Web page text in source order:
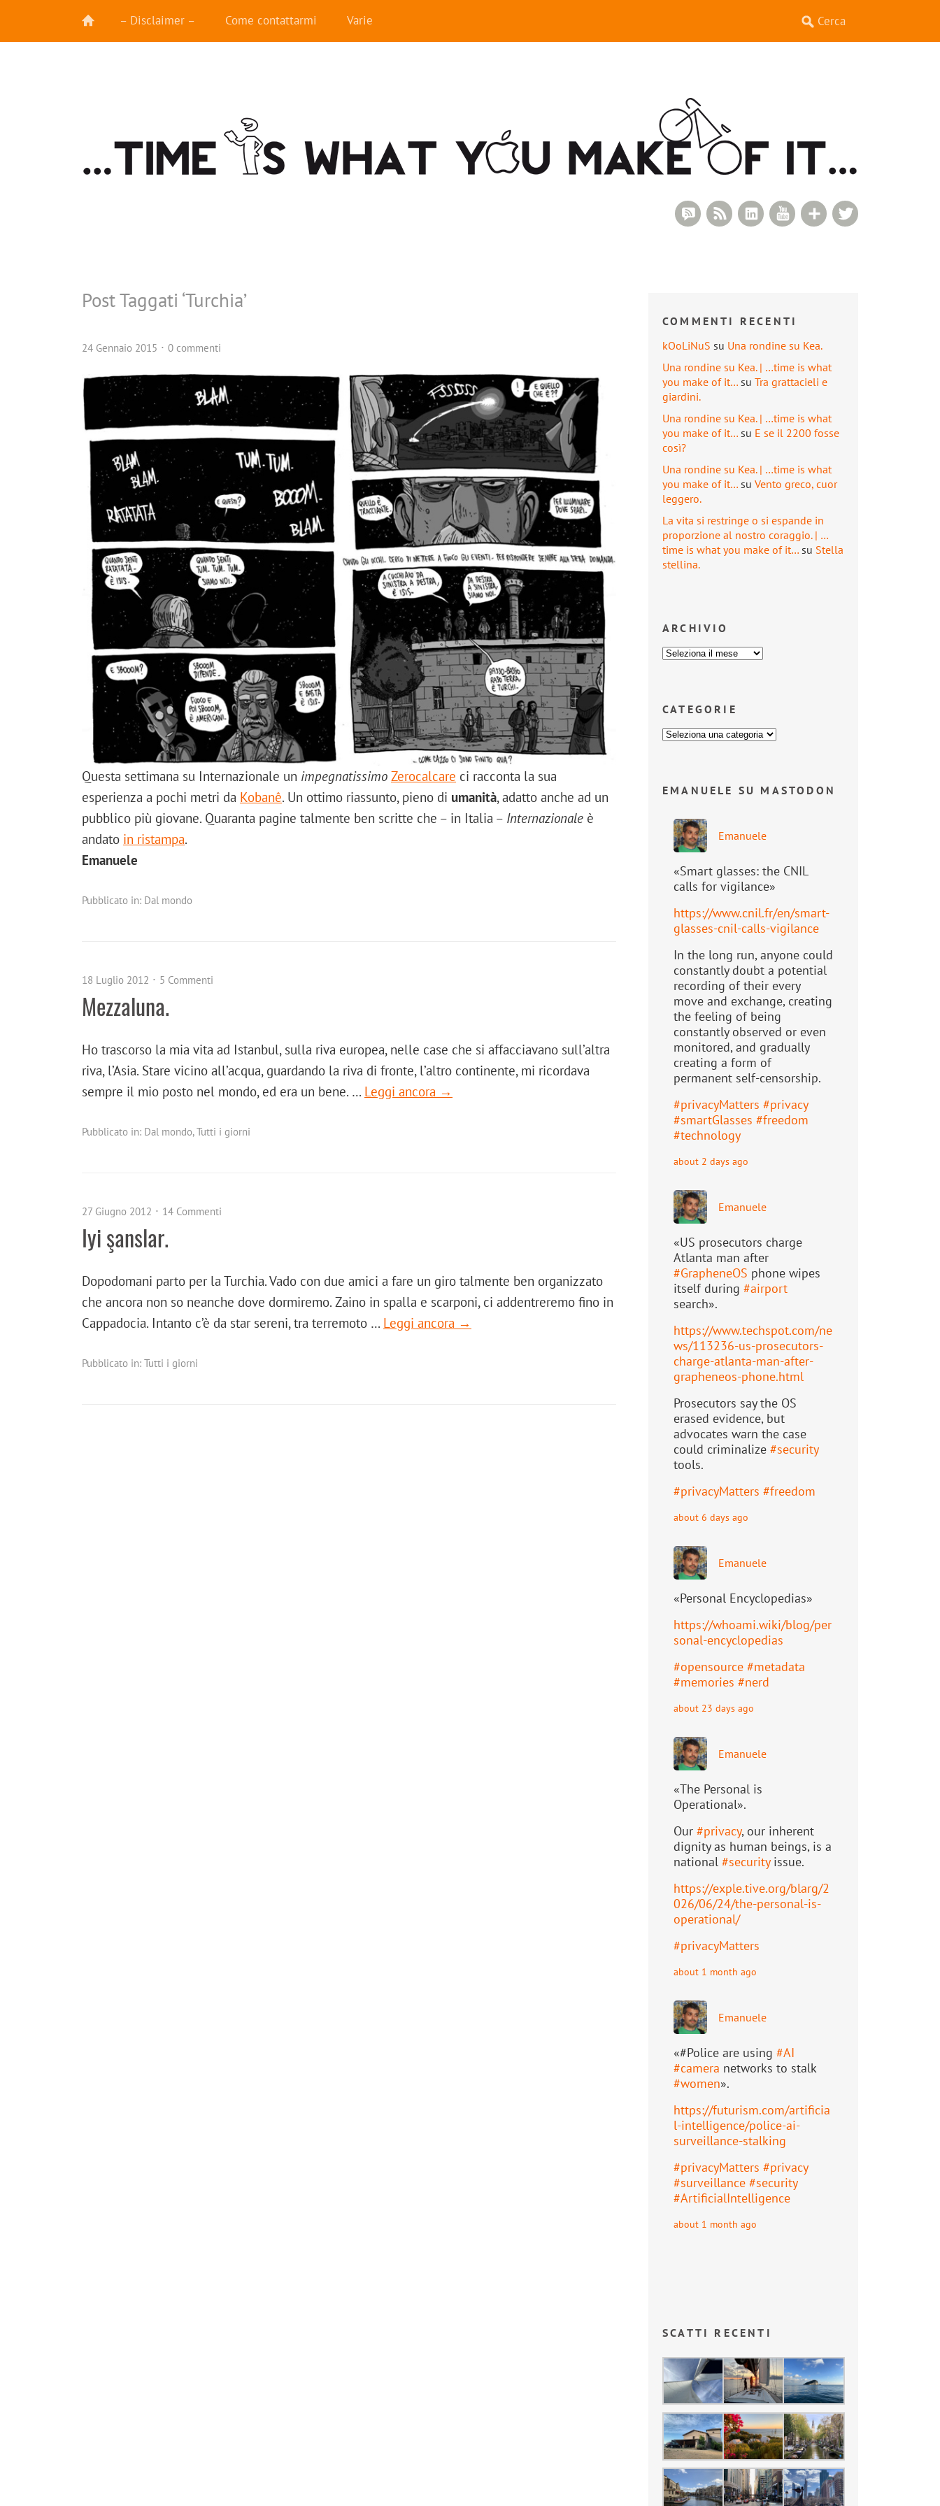
– Disclaimer – Come contattarmi Varie
Google+
YouTube
LinkedIn
RSS Feed
RSS Comments
Post Taggati ‘Turchia’
24 Gennaio 2015 0 commenti
Questa settimana su Internazionale un impegnatissimo Zerocalcare ci racconta la sua
esperienza a pochi metri da Kobanê. Un ottimo riassunto, pieno di umanità, adatto anche ad un
pubblico più giovane. Quaranta pagine talmente ben scritte che – in Italia – Internazionale è
andato in ristampa.
Emanuele
Pubblicato in: Dal mondo
18 Luglio 2012 5 Commenti
Mezzaluna.
Ho trascorso la mia vita ad Istanbul, sulla riva europea, nelle case che si affacciavano sull’altra
riva, l’Asia. Stare vicino all’acqua, guardando la riva di fronte, l’altro continente, mi ricordava
sempre il mio posto nel mondo, ed era un bene. … Leggi ancora →
Pubblicato in: Dal mondo,Tutti i giorni
27 Giugno 2012 14 Commenti
Iyi şanslar.
Dopodomani parto per la Turchia. Vado con due amici a fare un giro talmente ben organizzato
che ancora non so neanche dove dormiremo. Zaino in spalla e scarponi, ci addentreremo fino in
Cappadocia. Intanto c’è da star sereni, tra terremoto … Leggi ancora →
Pubblicato in: Tutti i giorni
COMMENTI RECENTI
kOoLiNuS su Una rondine su Kea.
Una rondine su Kea. | …time is what
you make of it… su Tra grattacieli e
giardini.
Una rondine su Kea. | …time is what
you make of it… su E se il 2200 fosse
così?
Una rondine su Kea. | …time is what
you make of it… su Vento greco, cuor
leggero.
La vita si restringe o si espande in
proporzione al nostro coraggio. | …
time is what you make of it… su Stella
stellina.
ARCHIVIO
CATEGORIE
EMANUELE SU MASTODON
Emanuele
«Smart glasses: the CNIL
calls for vigilance»
https://www.cnil.fr/en/smart-
glasses-cnil-calls-vigilance
In the long run, anyone could
constantly doubt a potential
recording of their every
move and exchange, creating
the feeling of being
constantly observed or even
monitored, and gradually
creating a form of
permanent self-censorship.
#privacyMatters #privacy
#smartGlasses #freedom
#technology
about 2 days ago
Emanuele
«US prosecutors charge
Atlanta man after
#GrapheneOS phone wipes
itself during #airport
search».
https://www.techspot.com/ne
ws/113236-us-prosecutors-
charge-atlanta-man-after-
grapheneos-phone.html
Prosecutors say the OS
erased evidence, but
advocates warn the case
could criminalize #security
tools.
#privacyMatters #freedom
about 6 days ago
Emanuele
«Personal Encyclopedias»
https://whoami.wiki/blog/per
sonal-encyclopedias
#opensource #metadata
#memories #nerd
about 23 days ago
Emanuele
«The Personal is
Operational».
Our #privacy, our inherent
dignity as human beings, is a
national #securityissue.
https://exple.tive.org/blarg/2
026/06/24/the-personal-is-
operational/
#privacyMatters
about 1 month ago
Emanuele
«#Police are using #AI
#camera networks to stalk
#women».
https://futurism.com/artificia
l-intelligence/police-ai-
surveillance-stalking
#privacyMatters #privacy
#surveillance #security
#ArtificialIntelligence
about 1 month ago
SCATTI RECENTI